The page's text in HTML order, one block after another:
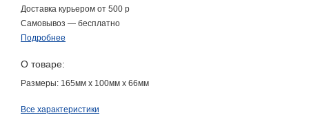
Доставка курьером от 500 р
Самовывоз — бесплатно
Подробнее
О товаре:
Размеры: 165мм x 100мм x 66мм
Все характеристики